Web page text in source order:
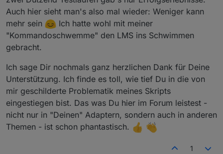
    if(parScharfGeschaltet) {
if(getState(MySqueezeBoxIds[SqBoxNr]
setState(AccessKeys[SqBoxNr] +
Log(true,
            switch(Art) {
                case artFAVORITE:
Spiel =
Log(false,
                    break;
                case artTRACKS:
                case artALBUMS:
Auch hier sieht man's also mal wieder: Weniger kann
mehr sein
Ich hatte wohl mit meiner
"Kommandoschwemme" den LMS ins Schwimmen
gebracht.
Ich sage Dir nochmals ganz herzlichen Dank für Deine
Unterstützung. Ich finde es toll, wie tief Du in die von
mir geschilderte Problematik meines Skripts
eingestiegen bist. Das was Du hier im Forum leistest -
nicht nur in "Deinen" Adaptern, sondern auch in anderen
Themen - ist schon phantastisch.
1